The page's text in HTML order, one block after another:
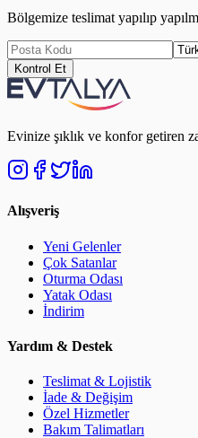
Bölgemize teslimat yapılıp
Kontrol Et
Evinize şıklık ve konfor getiren
Alışveriş
Yeni Gelenler
Çok Satanlar
Oturma Odası
Yatak Odası
İndirim
Yardım & Destek
Teslimat & Lojistik
İade & Değişim
Özel Hizmetler
Bakım Talimatları